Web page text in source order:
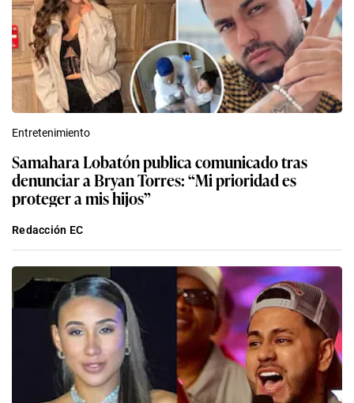
Entretenimiento
Samahara Lobatón publica comunicado tras
denunciar a Bryan Torres: “Mi prioridad es
proteger a mis hijos”
Redacción EC